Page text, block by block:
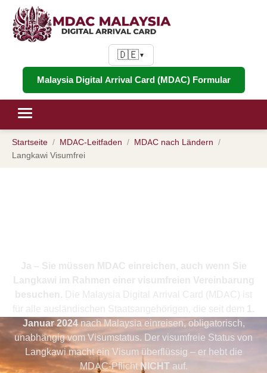
🇩🇪▼
Malaysia Digital Arrival Card (MDAC) Formular
Startseite MDAC-Leitfaden
MDAC nach Ländern
Langkawi Visumfrei
Januar 2024nach Malaysia einreisen, obligatorisch,
unabhängig vom Visumstatus. Der visumfreie Status von
Langkawi macht ein Visum überflüssig – er hebt die
MDAC-Pflicht NICHTauf.